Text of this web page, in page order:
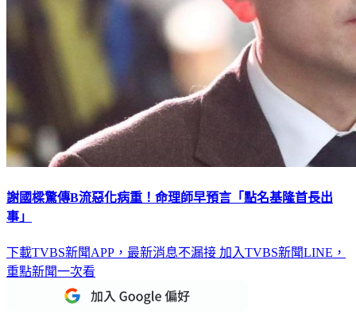
謝國樑驚傳B流惡化病重！命理師早預言「點名基隆首長出
事」
下載TVBS新聞APP，最新消息不漏接 加入TVBS新聞LINE，
重點新聞一次看